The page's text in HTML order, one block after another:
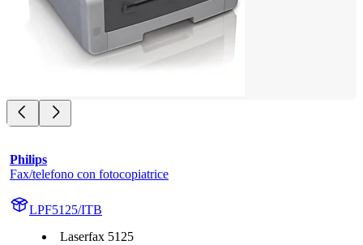
Philips
Fax/telefono con fotocopiatrice
LPF5125/ITB
Laserfax 5125